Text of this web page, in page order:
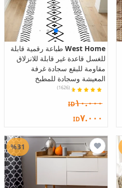
West Home طباعة رقمية قابلة
للغسل قاعدة غير قابلة للانزلاق
مقاومة للبقع سجادة غرفة
المعيشة وسجادة للمطبخ
(1626)
ID١٠.٠٠٠
ID٧.٠٠٠
%31